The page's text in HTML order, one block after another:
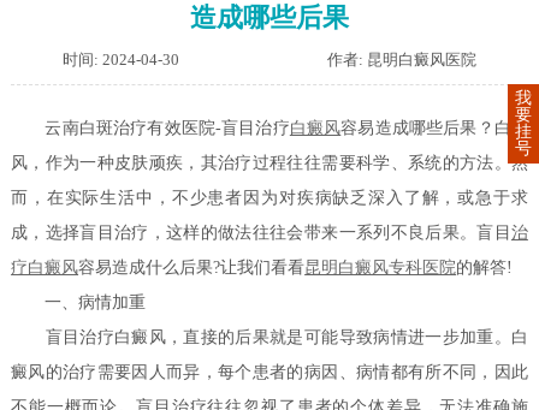
造成哪些后果
时间: 2024-04-30 作者: 昆明白癜风医院
云南白斑治疗有效医院-盲目治疗白癜风容易造成哪些后果？白癜
风，作为一种皮肤顽疾，其治疗过程往往需要科学、系统的方法。然
而，在实际生活中，不少患者因为对疾病缺乏深入了解，或急于求
成，选择盲目治疗，这样的做法往往会带来一系列不良后果。盲目 治
疗白癜风容易造成什么后果?让我们看看昆明白癜风专科医院的解答!
一、病情加重
盲目治疗白癜风，直接的后果就是可能导致病情进一步加重。白
癜风的治疗需要因人而异，每个患者的病因、病情都有所不同，因此
我
要
挂
号